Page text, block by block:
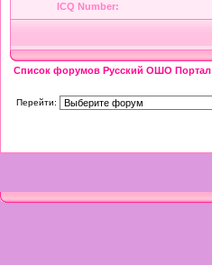
ICQ Number:
Список форумов Русский ОШО Портал
Перейти: